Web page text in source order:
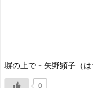
塀の上で ‑ 矢野顕子（は
0